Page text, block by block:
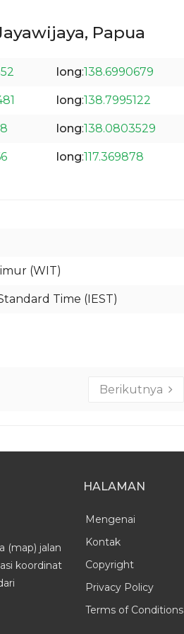
Papua
long:138.6990679
long:138.7995122
long:138.0803529
long:117.369878
(WIT)
Time (IEST)
Berikutnya
(map) jalan
koordinat
HALAMAN
Mengenai
Kontak
Copyright
Privacy Policy
Terms of Conditions